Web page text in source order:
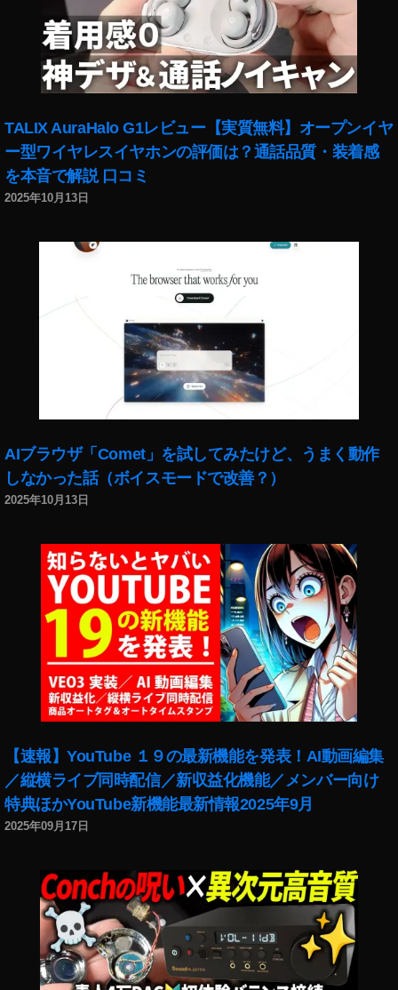
TALIX AuraHalo G1レビュー【実質無料】オープンイヤ
ー型ワイヤレスイヤホンの評価は？通話品質・装着感
を本音で解説 口コミ
2025年10月13日
AIブラウザ「Comet」を試してみたけど、うまく動作
しなかった話（ボイスモードで改善？）
2025年10月13日
【速報】YouTube １９の最新機能を発表！AI動画編集
／縦横ライブ同時配信／新収益化機能／メンバー向け
特典ほかYouTube新機能最新情報2025年9月
2025年09月17日